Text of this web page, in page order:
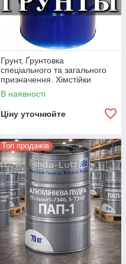
Грунт, Ґрунтовка
спеціального та загального
призначення. Хімстійки
грунти.
В наявності
Ціну уточнюйте
Топ продажів